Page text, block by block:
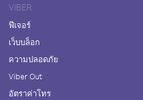
VIBER
ฟีเจอร์
เว็บบล็อก
ความปลอดภัย
Viber Out
อัตราค่าโทร